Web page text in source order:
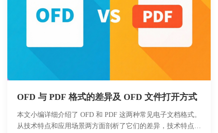
OFD 与 PDF 格式的差异及 OFD 文件打开方式
本文小编详细介绍了 OFD 和 PDF 这两种常见电子文档格式。
从技术特点和应用场景两方面剖析了它们的差异，技术特点涵